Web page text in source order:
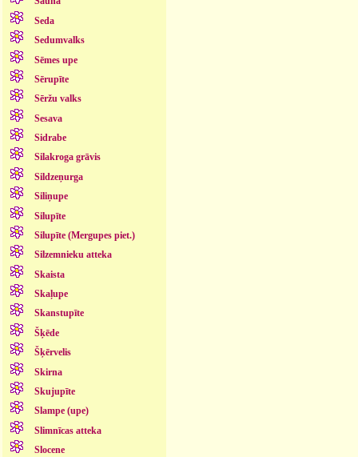
Seda
Sedumvalks
Sēmes upe
Sērupīte
Sēržu valks
Sesava
Sidrabe
Silakroga grāvis
Sildzeņurga
Siliņupe
Silupīte
Silupīte (Mergupes piet.)
Silzemnieku atteka
Skaista
Skaļupe
Skanstupīte
Šķēde
Šķērvelis
Skirna
Skujupīte
Slampe (upe)
Slimnīcas atteka
Slocene